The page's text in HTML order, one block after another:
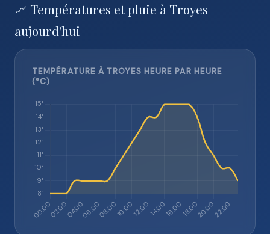
📈 Températures et pluie à Troyes
aujourd'hui
TEMPÉRATURE À TROYES HEURE PAR HEURE
(°C)